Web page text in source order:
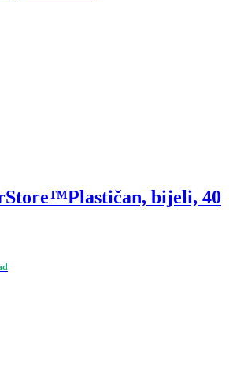
Plastičan, bijeli, 40